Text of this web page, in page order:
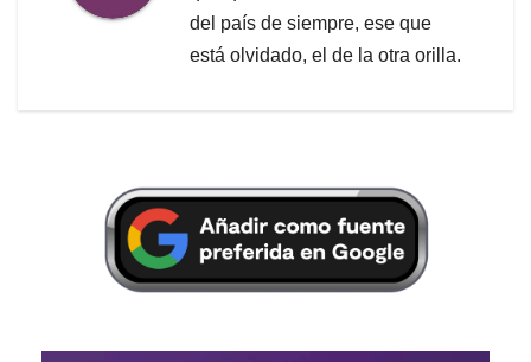
del país de siempre, ese que
está olvidado, el de la otra orilla.